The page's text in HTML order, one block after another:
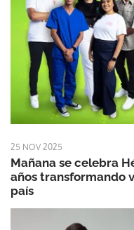
25 NOV 2025
Mañana se celebra
años transformando
país